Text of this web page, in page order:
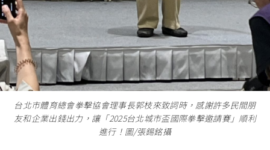
台北市體育總會拳擊協會理事長郭枝來致詞時，感謝許多民間朋
友和企業出錢出力，讓「2025台北城市盃國際拳擊邀請賽」順利
進行！圖/張錫銘攝